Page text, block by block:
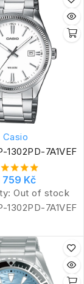
Casio
1302PD-7A1VEF
759 Kč
Out of stock
1302PD-7A1VEF